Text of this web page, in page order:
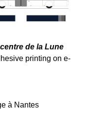
de la Lune
printing on e-
à Nantes